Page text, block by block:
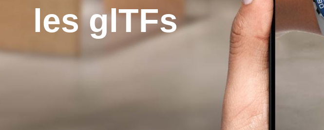
les glTFs